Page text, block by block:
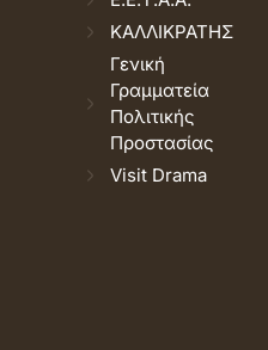
ΚΑΛΛΙΚΡΑΤΗΣ
Γενική
Γραμματεία
Πολιτικής
Προστασίας
Visit Drama